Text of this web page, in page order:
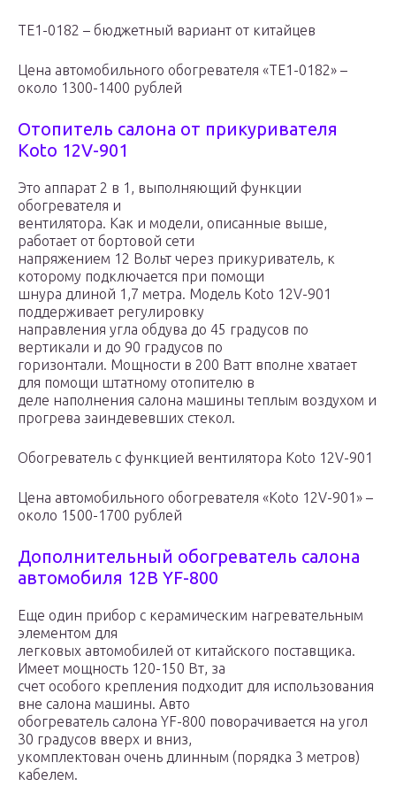
TE1-0182 – бюджетный вариант от китайцев
Цена автомобильного обогревателя «TE1-0182» –
около 1300-1400 рублей
Отопитель салона от прикуривателя
Koto 12V-901
Это аппарат 2 в 1, выполняющий функции
обогревателя и
вентилятора. Как и модели, описанные выше,
работает от бортовой сети
напряжением 12 Вольт через прикуриватель, к
которому подключается при помощи
шнура длиной 1,7 метра. Модель Koto 12V-901
поддерживает регулировку
направления угла обдува до 45 градусов по
вертикали и до 90 градусов по
горизонтали. Мощности в 200 Ватт вполне хватает
для помощи штатному отопителю в
деле наполнения салона машины теплым воздухом и
прогрева заиндевевших стекол.
Обогреватель с функцией вентилятора Koto 12V-901
Цена автомобильного обогревателя «Koto 12V-901» –
около 1500-1700 рублей
Дополнительный обогреватель салона
автомобиля 12В YF-800
Еще один прибор с керамическим нагревательным
элементом для
легковых автомобилей от китайского поставщика.
Имеет мощность 120-150 Вт, за
счет особого крепления подходит для использования
вне салона машины. Авто
обогреватель салона YF-800 поворачивается на угол
30 градусов вверх и вниз,
укомплектован очень длинным (порядка 3 метров)
кабелем.